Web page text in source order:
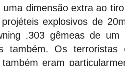
uma dimensão extra ao
explosivos de
.303 gêmeas de um
também. Os terroristas
eram